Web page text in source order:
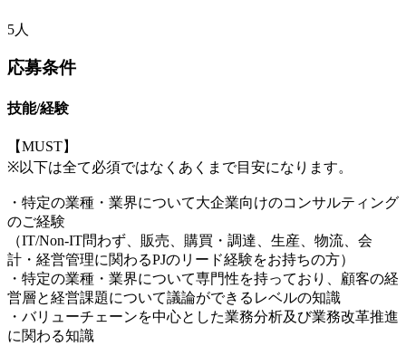
5人
応募条件
技能/経験
【MUST】
※以下は全て必須ではなくあくまで目安になります。
・特定の業種・業界について大企業向けのコンサルティング
のご経験
（IT/Non-IT問わず、販売、購買・調達、生産、物流、会
計・経営管理に関わるPJのリード経験をお持ちの方）
・特定の業種・業界について専門性を持っており、顧客の経
営層と経営課題について議論ができるレベルの知識
・バリューチェーンを中心とした業務分析及び業務改革推進
に関わる知識